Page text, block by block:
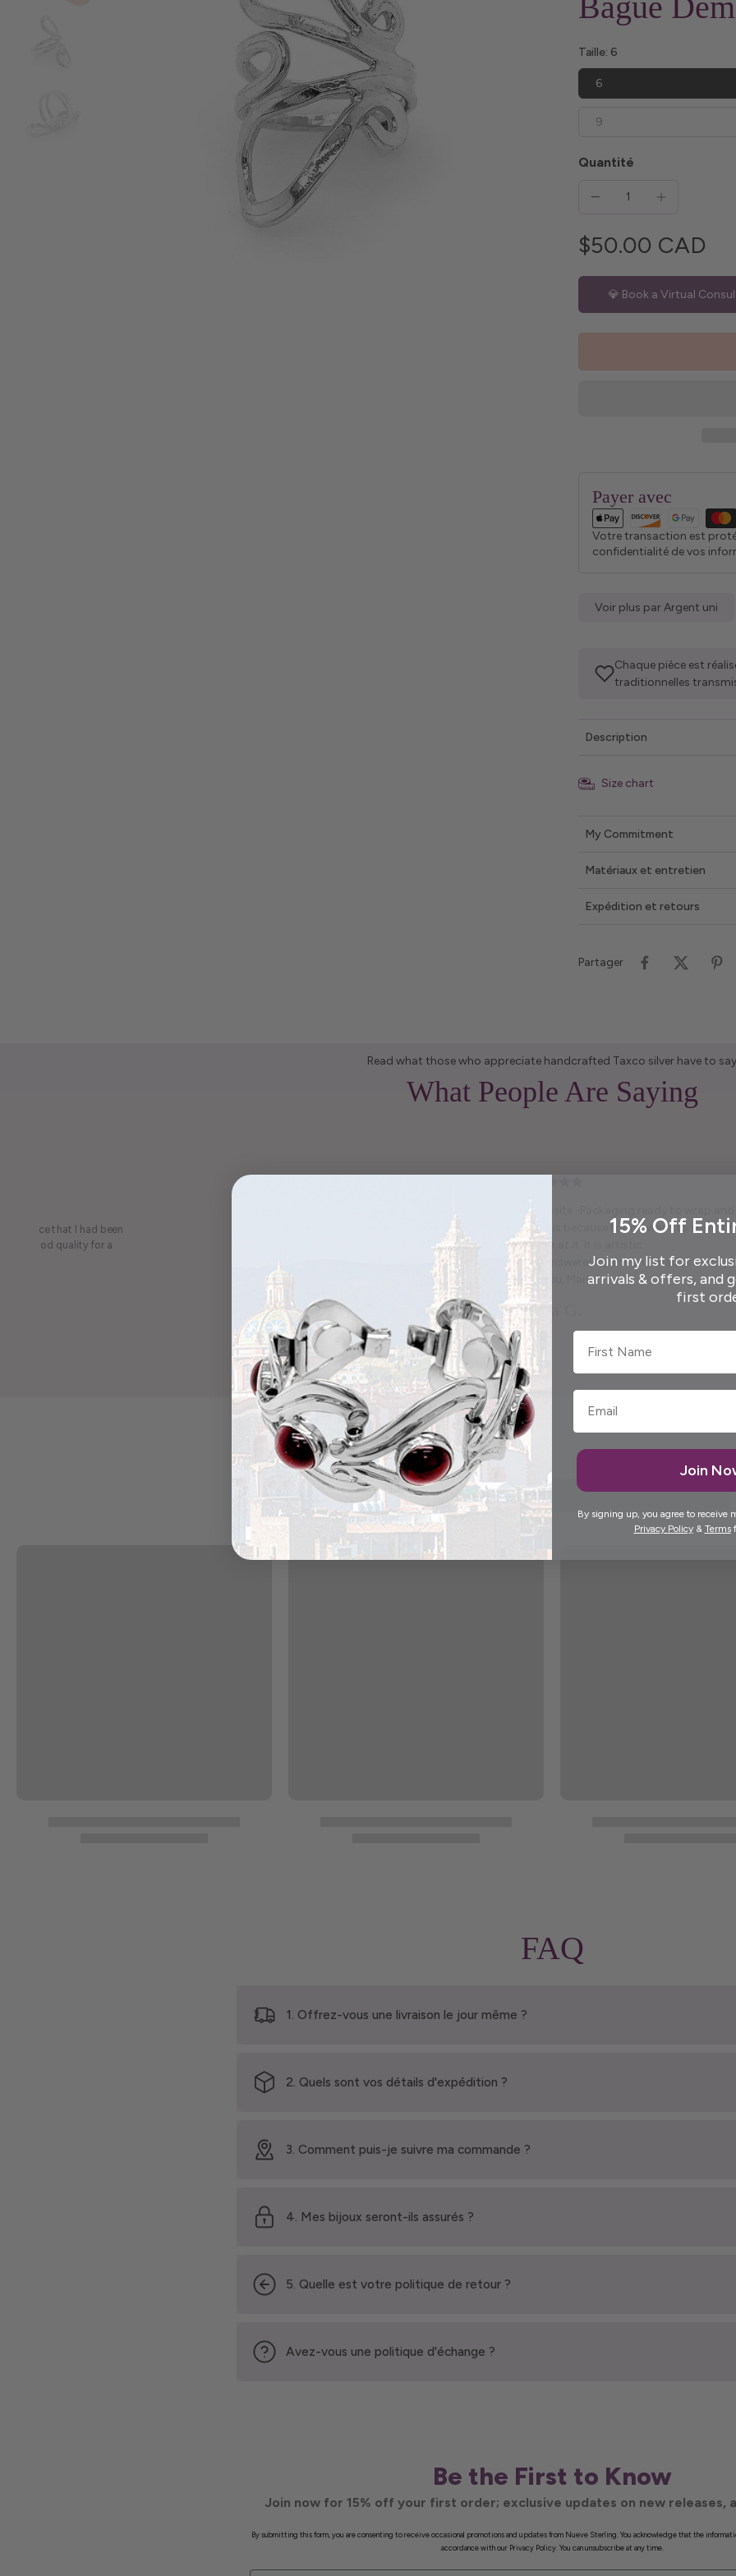
Taille: 6
6
9
Quantité
$50.00 CAD
💎 Book a Virtual
Payer avec
Votre transaction est
confidentialité de vos
Voir plus par Argent uni
Chaque pièce est
traditionnelles
Description
Size chart
My Commitment
Matériaux et entretien
Expédition et retours
Partager
Read what those who appreciate handcrafted Taxco silver have to say
What People Are Saying
a piece that I had been
is good quality for a
Pendant is beautiful. True to what was shown on the website . Packaging ready to wrap
least, appreciate the beautiful free gift. I won't say what it is because I don't want to spoil it
and pretty to look at it. It is artistic.
Maria was kind enough to call me personally and answered questions I had prior to
Thank you, Maria.
Elida G.
FAQ
1. Offrez-vous une livraison le jour même ?
2. Quels sont vos détails d'expédition ?
3. Comment puis-je suivre ma commande ?
4. Mes bijoux seront-ils assurés ?
5. Quelle est votre politique de retour ?
Avez-vous une politique d'échange ?
Be the First to Know
Join now for 15% off your first order; exclusive updates on new releases,
By submitting this form, you are consenting to receive occasional promotions and updates from Nueve Sterling. You acknowledge that the
accordance with our Privacy Policy. You can unsubscribe at any time.
15% Off
Join my list for
arrivals & offers, and
first
First Name
Join
By signing up, you agree to receive
Privacy Policy& Terms